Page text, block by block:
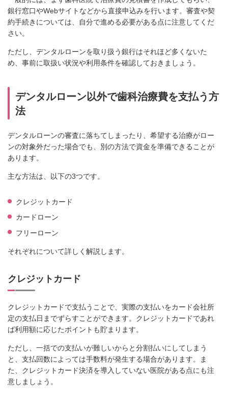
銀行窓口やWebサイトなどから直接申込みを行います。審査や契
約手続きについては、自分で進める必要がある点に注意してくだ
さい。
ただし、デンタルローンを取り扱う銀行はそれほど多くないた
め、事前に取扱い状況や利用条件を確認しておきましょう。
デンタルローン以外で歯科治療費を支払う方
法
デンタルローンの審査に落ちてしまったり、希望する治療がロー
ンの対象外だった場合でも、別の方法で資金を準備できることが
あります。
主な方法は、以下の3つです。
クレジットカード
カードローン
フリーローン
それぞれについて詳しく解説します。
クレジットカード
クレジットカードで支払うことで、実際の支払いをカード会社所
定の支払日までずらすことができます。クレジットカードであれ
ば利用額に応じたポイントも貯まります。
ただし、一括での支払いが難しいからと分割払いにしてしまう
と、支払回数によっては手数料が発生する場合があります。ま
た、クレジットカード決済を導入していない医院がある点にも注
意しましょう。